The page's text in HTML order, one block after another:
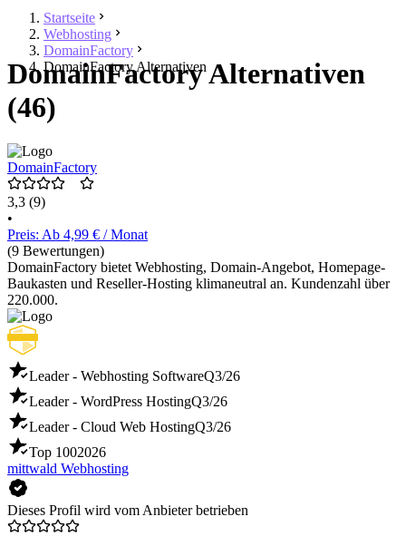
Startseite
Webhosting
DomainFactory
DomainFactory Alternativen
DomainFactory Alternativen
(46)
DomainFactory
3,3 (9)
•
Preis: Ab 4,99 € / Monat
(9 Bewertungen)
DomainFactory bietet Webhosting, Domain-Angebot, Homepage-
Baukasten und Reseller-Hosting klimaneutral an. Kundenzahl über
220.000.
Leader - Webhosting SoftwareQ3/26
Leader - WordPress HostingQ3/26
Leader - Cloud Web HostingQ3/26
Top 1002026
mittwald Webhosting
Dieses Profil wird vom Anbieter betrieben